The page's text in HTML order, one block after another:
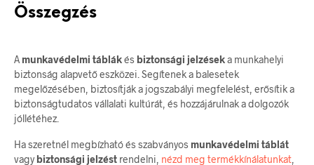
Összegzés
A munkavédelmi táblákés biztonsági jelzéseka munkahelyi
biztonság alapvető eszközei. Segítenek a balesetek
megelőzésében, biztosítják a jogszabályi megfelelést, erősítik a
biztonságtudatos vállalati kultúrát, és hozzájárulnak a dolgozók
jóllétéhez.
Ha szeretnél megbízható és szabványos munkavédelmi táblát
vagy biztonsági jelzést rendelni, nézd meg termékkínálatunkat